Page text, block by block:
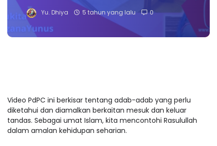
Yu. Dhiya 5 tahun yang lalu 0
Video PdPC ini berkisar tentang adab-adab yang perlu
diketahui dan diamalkan berkaitan mesuk dan keluar
tandas. Sebagai umat Islam, kita mencontohi Rasulullah
dalam amalan kehidupan seharian.